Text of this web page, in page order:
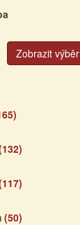
Zobrazit výběr
(50)